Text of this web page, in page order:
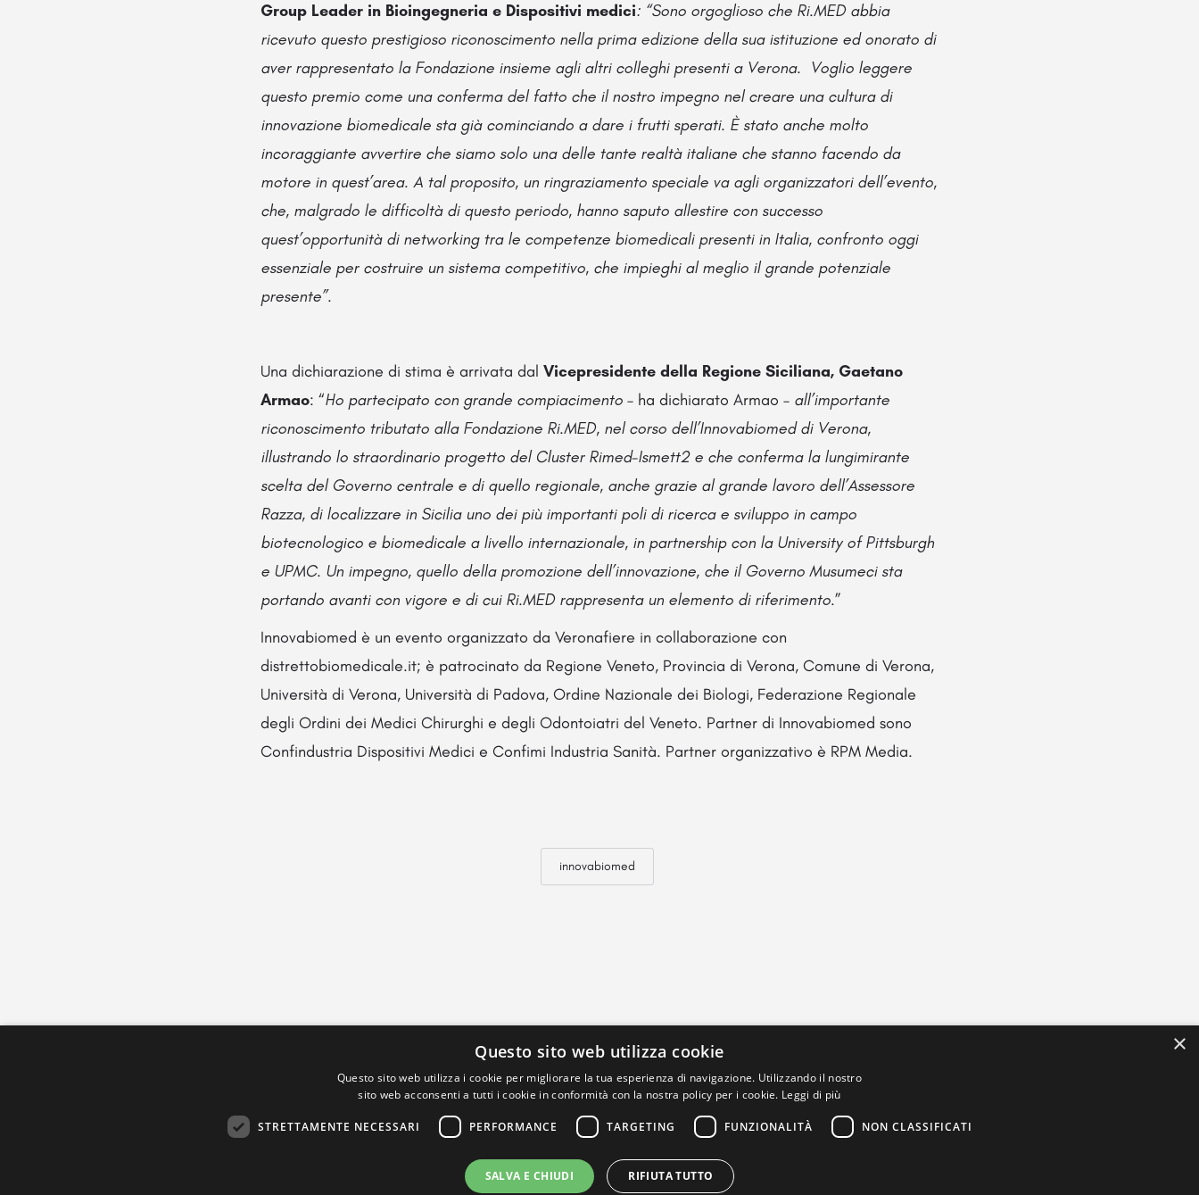
Group Leader in Bioingegneria e Dispositivi medici: “Sono orgoglioso che Ri.MED abbia
ricevuto questo prestigioso riconoscimento nella prima edizione della sua istituzione ed onorato di
aver rappresentato la Fondazione insieme agli altri colleghi presenti a Verona. Voglio leggere
questo premio come una conferma del fatto che il nostro impegno nel creare una cultura di
innovazione biomedicale sta già cominciando a dare i frutti sperati. È stato anche molto
incoraggiante avvertire che siamo solo una delle tante realtà italiane che stanno facendo da
motore in quest’area. A tal proposito, un ringraziamento speciale va agli organizzatori dell’evento,
che, malgrado le difficoltà di questo periodo, hanno saputo allestire con successo
quest’opportunità di networking tra le competenze biomedicali presenti in Italia, confronto oggi
essenziale per costruire un sistema competitivo, che impieghi al meglio il grande potenziale
presente”.
Una dichiarazione di stima è arrivata dal Vicepresidente della Regione Siciliana, Gaetano
Armao: “Ho partecipato con grande compiacimento – ha dichiarato Armao – all’importante
riconoscimento tributato alla Fondazione Ri.MED, nel corso dell’Innovabiomed di Verona,
illustrando lo straordinario progetto del Cluster Rimed-Ismett2 e che conferma la lungimirante
scelta del Governo centrale e di quello regionale, anche grazie al grande lavoro dell’Assessore
Razza, di localizzare in Sicilia uno dei più importanti poli di ricerca e sviluppo in campo
biotecnologico e biomedicale a livello internazionale, in partnership con la University of Pittsburgh
e UPMC. Un impegno, quello della promozione dell’innovazione, che il Governo Musumeci sta
portando avanti con vigore e di cui Ri.MED rappresenta un elemento di riferimento.”
Innovabiomed è un evento organizzato da Veronafiere in collaborazione con
distrettobiomedicale.it; è patrocinato da Regione Veneto, Provincia di Verona, Comune di Verona,
Università di Verona, Università di Padova, Ordine Nazionale dei Biologi, Federazione Regionale
degli Ordini dei Medici Chirurghi e degli Odontoiatri del Veneto. Partner di Innovabiomed sono
Confindustria Dispositivi Medici e Confimi Industria Sanità. Partner organizzativo è RPM Media.
innovabiomed
×
Questo sito web utilizza cookie
Questo sito web utilizza i cookie per migliorare la tua esperienza di navigazione. Utilizzando il nostro
sito web acconsenti a tutti i cookie in conformità con la nostra policy per i cookie. Leggi di più
STRETTAMENTE NECESSARI PERFORMANCE TARGETING FUNZIONALITÀ NON CLASSIFICATI
SALVA E CHIUDI RIFIUTA TUTTO